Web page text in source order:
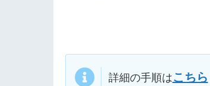
詳細の手順はこちら